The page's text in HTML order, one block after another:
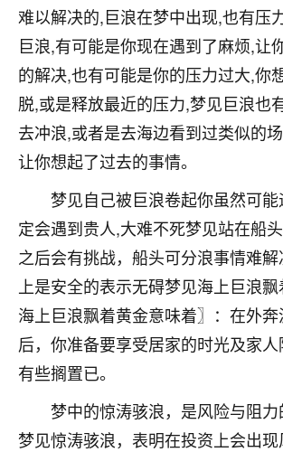
难以解决的,巨浪在梦中出现,也有压
巨浪,有可能是你现在遇到了麻烦,让
的解决,也有可能是你的压力过大,你
脱,或是释放最近的压力,梦见巨浪也
去冲浪,或者是去海边看到过类似的
让你想起了过去的事情。
梦见自己被巨浪卷起你虽然可
定会遇到贵人,大难不死梦见站在船
之后会有挑战，船头可分浪事情难
上是安全的表示无碍梦见海上巨浪
海上巨浪飘着黄金意味着〗：在外
后，你准备要享受居家的时光及家
有些搁置已。
梦中的惊涛骇浪，是风险与阻
梦见惊涛骇浪，表明在投资上会出
鹿森：是的，其实跟老师聊过
触，首先就是心态会变好，万
不由人！
1天前 来自四川
金白水清
我也想找老师看看，有没有人给个
鹿森 ：慧来老师微信：
1天前 来自江西
青春168
我也想要，我也想要！
2天前 来自山西
Jessica李
老师做不做超度法事？我想给我奶
刚去世了。